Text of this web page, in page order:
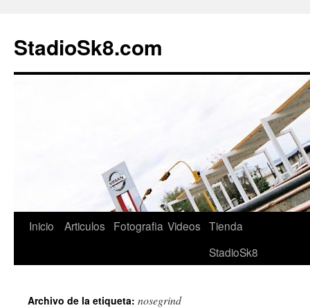
StadioSk8.com
Inicio Articulos Fotografia Videos Tienda
StadioSk8
Archivo de la etiqueta: nosegrind